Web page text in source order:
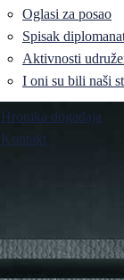
Oglasi za posao
Spisak
Aktivnosti
I oni su bili naši
Hronika događaja
Kontakt